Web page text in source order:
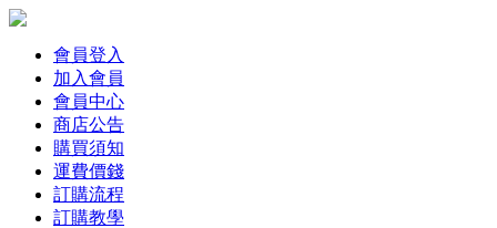
會員登入
加入會員
會員中心
商店公告
購買須知
運費價錢
訂購流程
訂購教學